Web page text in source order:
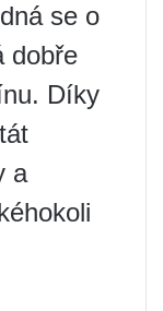
se o
dobře
Díky
a